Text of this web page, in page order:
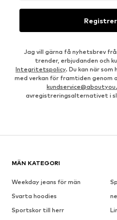
Jag vill gärna få nyhetsbrev
trender, erbjudanden och
Integritetspolicy. Du kan när
med verkan för framtiden
avregistreringsalternativet i
MÄN KATEGORI
Weekday jeans för män
Svarta hoodies
Sportskor till herr